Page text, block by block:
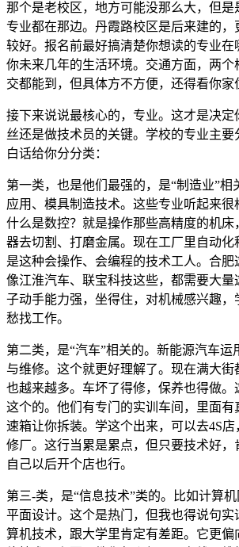
那个是老校区，地方可能没那么大，但
专业都在那边。丹霞路校区是后来建的，
较好。报名前最好搞清楚你想读的专业在
你未来几年的生活环境。交通方面，两个
交都能到，但具体方不方便，还得看你家
接下来说说最核心的，专业。这才是决定
丝还是做技术员的关键。学校的专业主要
白话给你分分类：
第一类，也是他们最强的，是“制造业”相
应用、模具制造技术。这些专业听起来很
什么是数控？就是操作那些高精度的机床
器去切割、打磨金属。现在工厂里自动化
是这种会操作、会编程的技术工人。合肥
像江淮汽车、联宝科技这些，都需要大量
子动手能力强，坐得住，对机械感兴趣，
愁找工作。
第二类，是“汽车”相关的。新能源汽车运
与维修。这个就更好理解了。现在满大街
也越来越多。车坏了得修，保养也得做。
这个的。他们有专门的实训车间，里面有
速箱让你拆装。学这个出来，可以去4S
修厂。这行当累是累点，但只要技术好，
自己以后开个店也行。
第三-类，是“信息技术”类的。比如计算
平面设计。这个是热门，但我也得说句实
算机技术，跟大学里肯定有差距。它更偏